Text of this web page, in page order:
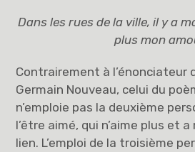
Dans les rues de la ville, il y a
plus mon
Contrairement à l’énonciateur
Germain Nouveau, celui du
n’emploie pas la deuxième
l’être aimé, qui n’aime plus et
lien. L’emploi de la troisième